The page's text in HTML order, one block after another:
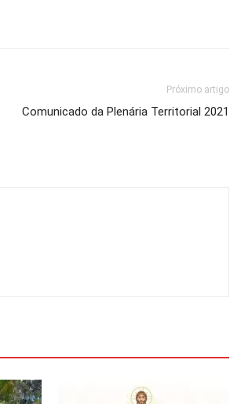
Próximo artigo
Comunicado da Plenária Territorial 2021